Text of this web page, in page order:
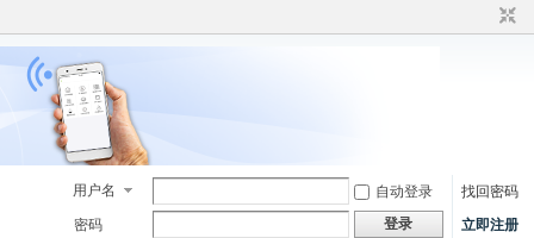
用户名 自动登录
找回密码
密码
登录 立即注册